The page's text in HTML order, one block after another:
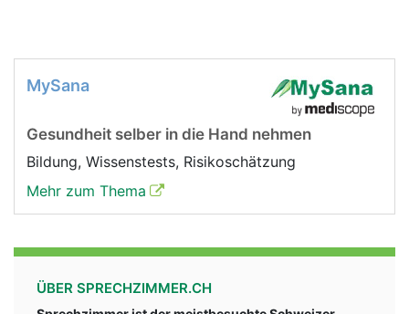
MySana
Gesundheit selber in die Hand nehmen
Bildung, Wissenstests, Risikoschätzung
Mehr zum Thema
ÜBER SPRECHZIMMER.CH